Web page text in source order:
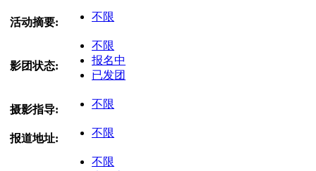
活动摘要: 不限
影团状态:
不限
报名中
已发团
摄影指导: 不限
报道地址: 不限
不限